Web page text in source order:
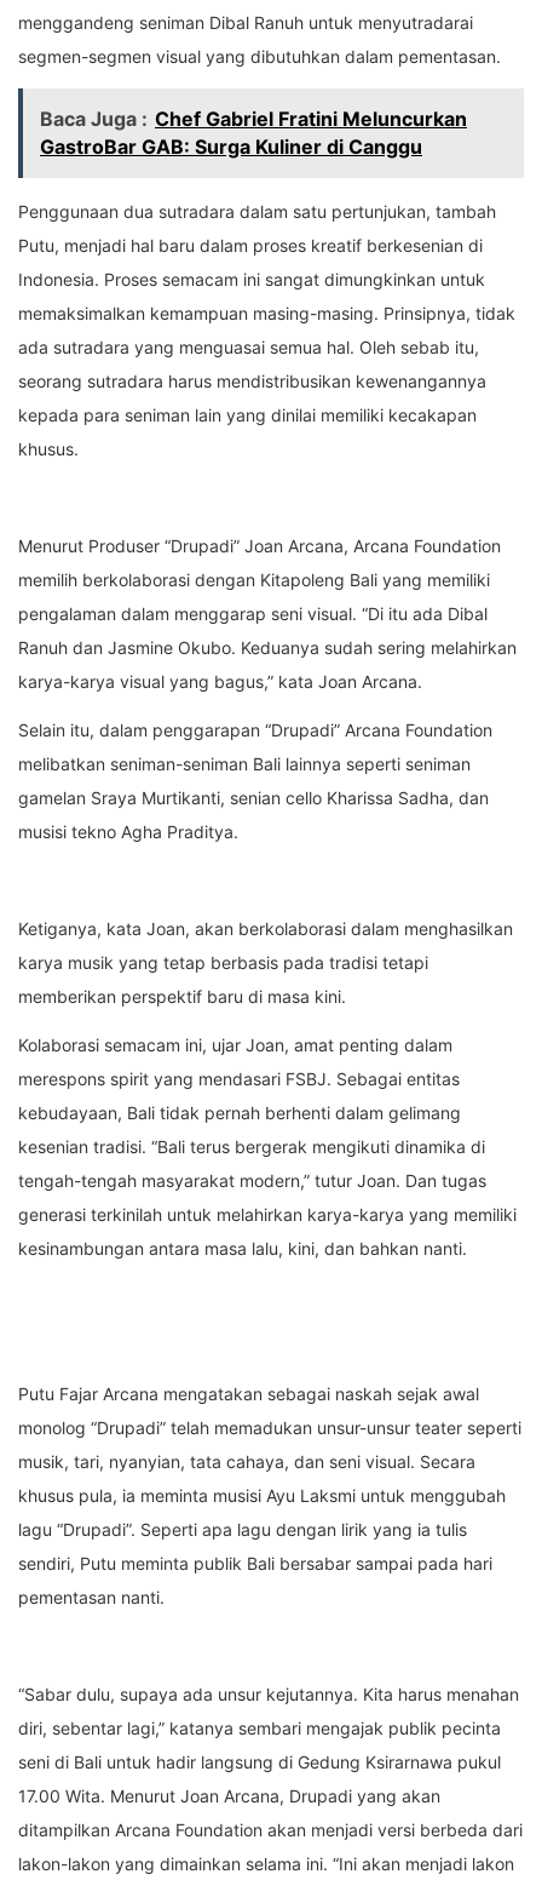
menggandeng seniman Dibal Ranuh untuk menyutradarai
segmen-segmen visual yang dibutuhkan dalam pementasan.
Baca Juga : Chef Gabriel Fratini Meluncurkan
GastroBar GAB: Surga Kuliner di Canggu
Penggunaan dua sutradara dalam satu pertunjukan, tambah
Putu, menjadi hal baru dalam proses kreatif berkesenian di
Indonesia. Proses semacam ini sangat dimungkinkan untuk
memaksimalkan kemampuan masing-masing. Prinsipnya, tidak
ada sutradara yang menguasai semua hal. Oleh sebab itu,
seorang sutradara harus mendistribusikan kewenangannya
kepada para seniman lain yang dinilai memiliki kecakapan
khusus.
Menurut Produser “Drupadi” Joan Arcana, Arcana Foundation
memilih berkolaborasi dengan Kitapoleng Bali yang memiliki
pengalaman dalam menggarap seni visual. “Di itu ada Dibal
Ranuh dan Jasmine Okubo. Keduanya sudah sering melahirkan
karya-karya visual yang bagus,” kata Joan Arcana.
Selain itu, dalam penggarapan “Drupadi” Arcana Foundation
melibatkan seniman-seniman Bali lainnya seperti seniman
gamelan Sraya Murtikanti, senian cello Kharissa Sadha, dan
musisi tekno Agha Praditya.
Ketiganya, kata Joan, akan berkolaborasi dalam menghasilkan
karya musik yang tetap berbasis pada tradisi tetapi
memberikan perspektif baru di masa kini.
Kolaborasi semacam ini, ujar Joan, amat penting dalam
merespons spirit yang mendasari FSBJ. Sebagai entitas
kebudayaan, Bali tidak pernah berhenti dalam gelimang
kesenian tradisi. “Bali terus bergerak mengikuti dinamika di
tengah-tengah masyarakat modern,” tutur Joan. Dan tugas
generasi terkinilah untuk melahirkan karya-karya yang memiliki
kesinambungan antara masa lalu, kini, dan bahkan nanti.
Putu Fajar Arcana mengatakan sebagai naskah sejak awal
monolog “Drupadi” telah memadukan unsur-unsur teater seperti
musik, tari, nyanyian, tata cahaya, dan seni visual. Secara
khusus pula, ia meminta musisi Ayu Laksmi untuk menggubah
lagu “Drupadi”. Seperti apa lagu dengan lirik yang ia tulis
sendiri, Putu meminta publik Bali bersabar sampai pada hari
pementasan nanti.
“Sabar dulu, supaya ada unsur kejutannya. Kita harus menahan
diri, sebentar lagi,” katanya sembari mengajak publik pecinta
seni di Bali untuk hadir langsung di Gedung Ksirarnawa pukul
17.00 Wita. Menurut Joan Arcana, Drupadi yang akan
ditampilkan Arcana Foundation akan menjadi versi berbeda dari
lakon-lakon yang dimainkan selama ini. “Ini akan menjadi lakon